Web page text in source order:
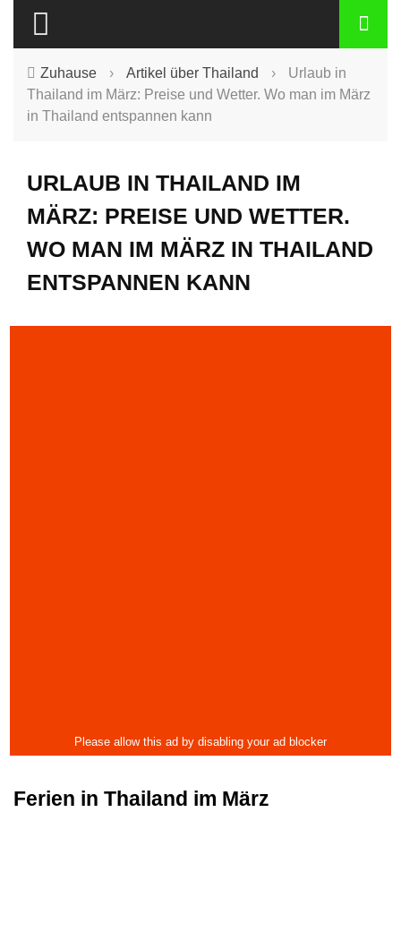
Zuhause › Artikel über Thailand ›
Urlaub in
Thailand im März: Preise und Wetter. Wo man im März
in Thailand entspannen kann
URLAUB IN THAILAND IM
MÄRZ: PREISE UND WETTER.
WO MAN IM MÄRZ IN THAILAND
ENTSPANNEN KANN
Ferien in Thailand im März